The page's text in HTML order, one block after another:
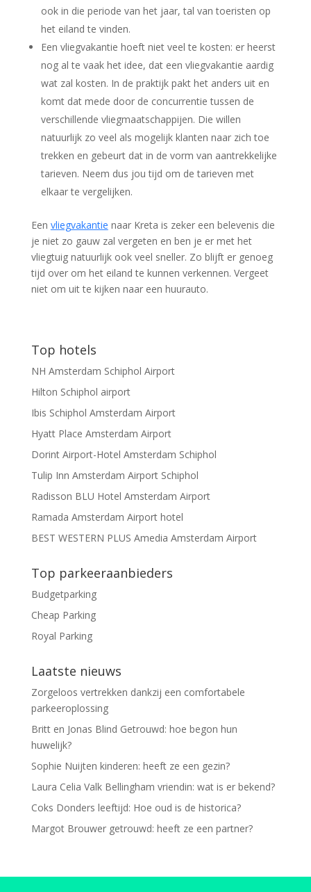
ook in die periode van het jaar, tal van toeristen op
het eiland te vinden.
Een vliegvakantie hoeft niet veel te kosten: er heerst
nog al te vaak het idee, dat een vliegvakantie aardig
wat zal kosten. In de praktijk pakt het anders uit en
komt dat mede door de concurrentie tussen de
verschillende vliegmaatschappijen. Die willen
natuurlijk zo veel als mogelijk klanten naar zich toe
trekken en gebeurt dat in de vorm van aantrekkelijke
tarieven. Neem dus jou tijd om de tarieven met
elkaar te vergelijken.
Een vliegvakantie naar Kreta is zeker een belevenis die
je niet zo gauw zal vergeten en ben je er met het
vliegtuig natuurlijk ook veel sneller. Zo blijft er genoeg
tijd over om het eiland te kunnen verkennen. Vergeet
niet om uit te kijken naar een huurauto.
Top hotels
NH Amsterdam Schiphol Airport
Hilton Schiphol airport
Ibis Schiphol Amsterdam Airport
Hyatt Place Amsterdam Airport
Dorint Airport-Hotel Amsterdam Schiphol
Tulip Inn Amsterdam Airport Schiphol
Radisson BLU Hotel Amsterdam Airport
Ramada Amsterdam Airport hotel
BEST WESTERN PLUS Amedia Amsterdam Airport
Top parkeeraanbieders
Budgetparking
Cheap Parking
Royal Parking
Laatste nieuws
Zorgeloos vertrekken dankzij een comfortabele
parkeeroplossing
Britt en Jonas Blind Getrouwd: hoe begon hun
huwelijk?
Sophie Nuijten kinderen: heeft ze een gezin?
Laura Celia Valk Bellingham vriendin: wat is er bekend?
Coks Donders leeftijd: Hoe oud is de historica?
Margot Brouwer getrouwd: heeft ze een partner?